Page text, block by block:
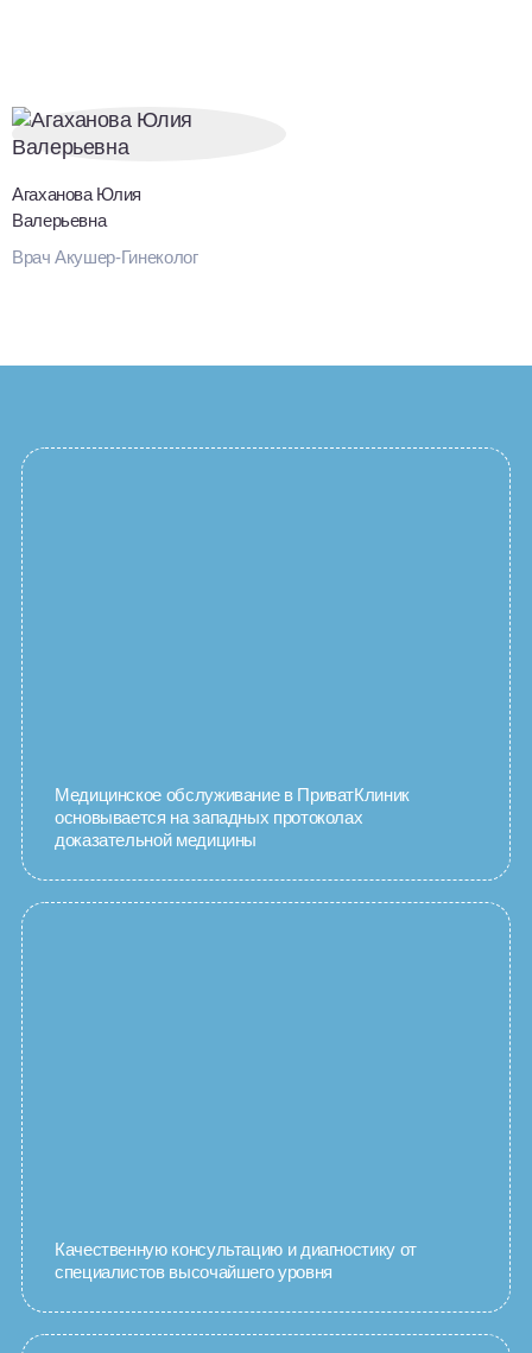
Агаханова Юлия
Валерьевна
Врач Акушер-Гинеколог
Медицинское обслуживание в ПриватКлиник
основывается на западных протоколах
доказательной медицины
Качественную консультацию и диагностику от
специалистов высочайшего уровня